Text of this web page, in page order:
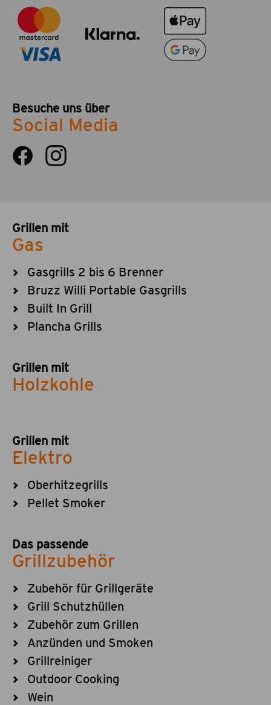
Besuche uns über
Social Media
Grillen mit
Gas
Gasgrills 2 bis 6 Brenner
Bruzz Willi Portable Gasgrills
Built In Grill
Plancha Grills
Grillen mit
Holzkohle
Grillen mit
Elektro
Oberhitzegrills
Pellet Smoker
Das passende
Grillzubehör
Zubehör für Grillgeräte
Grill Schutzhüllen
Zubehör zum Grillen
Anzünden und Smoken
Grillreiniger
Outdoor Cooking
Wein